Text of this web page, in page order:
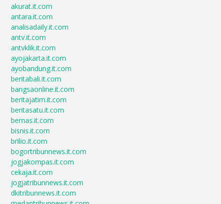
akurat.it.com
antara.it.com
analisadaily.it.com
antv.it.com
antvklik.it.com
ayojakarta.it.com
ayobandung.it.com
beritabali.it.com
bangsaonline.it.com
beritajatim.it.com
beritasatu.it.com
bernas.it.com
bisnis.it.com
brilio.it.com
bogortribunnews.it.com
jogjakompas.it.com
cekaja.it.com
jogjatribunnews.it.com
dkitribunnews.it.com